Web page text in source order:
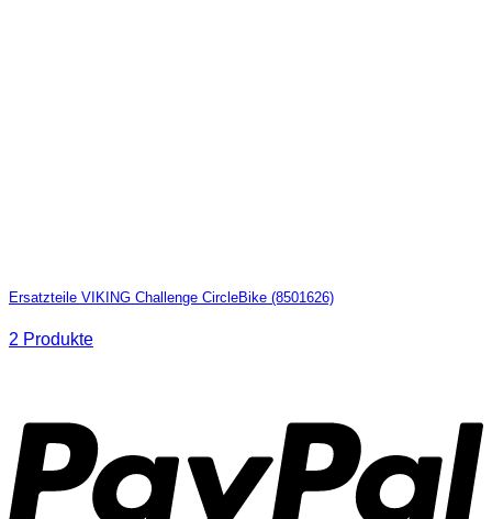
Ersatzteile VIKING Challenge CircleBike (8501626)
2 Produkte